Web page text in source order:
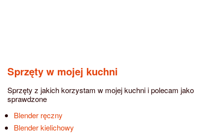
Sprzęty w mojej kuchni
Sprzęty z jakich korzystam w mojej kuchni i polecam jako
sprawdzone
Blender ręczny
Blender kielichowy